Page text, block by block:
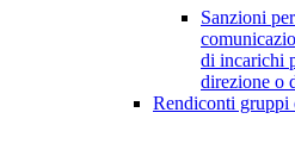
Sanzioni
di incarichi
direzione o
Rendiconti